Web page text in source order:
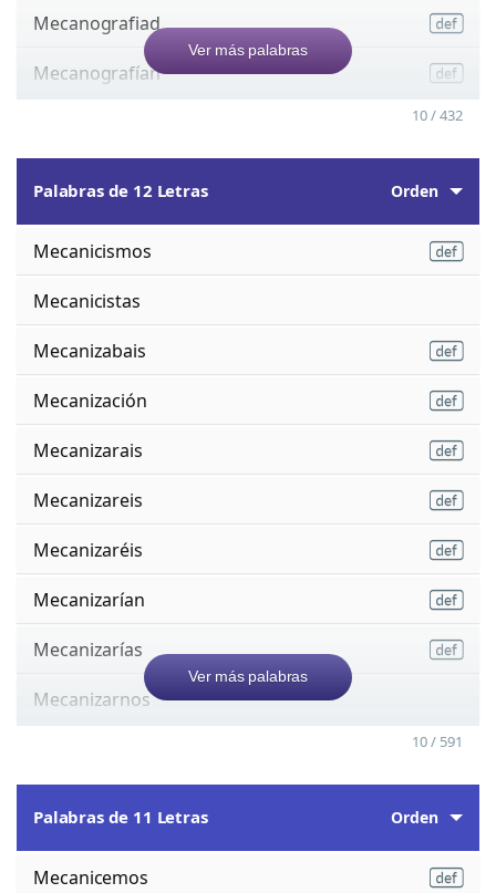
Mecanografiad
Mecanografían
Ver más palabras
10 / 432
Palabras de 12 Letras Orden
Mecanicismos
Mecanicistas
Mecanizabais
Mecanización
Mecanizarais
Mecanizareis
Mecanizaréis
Mecanizarían
Mecanizarías
Mecanizarnos
Ver más palabras
10 / 591
Palabras de 11 Letras Orden
Mecanicemos